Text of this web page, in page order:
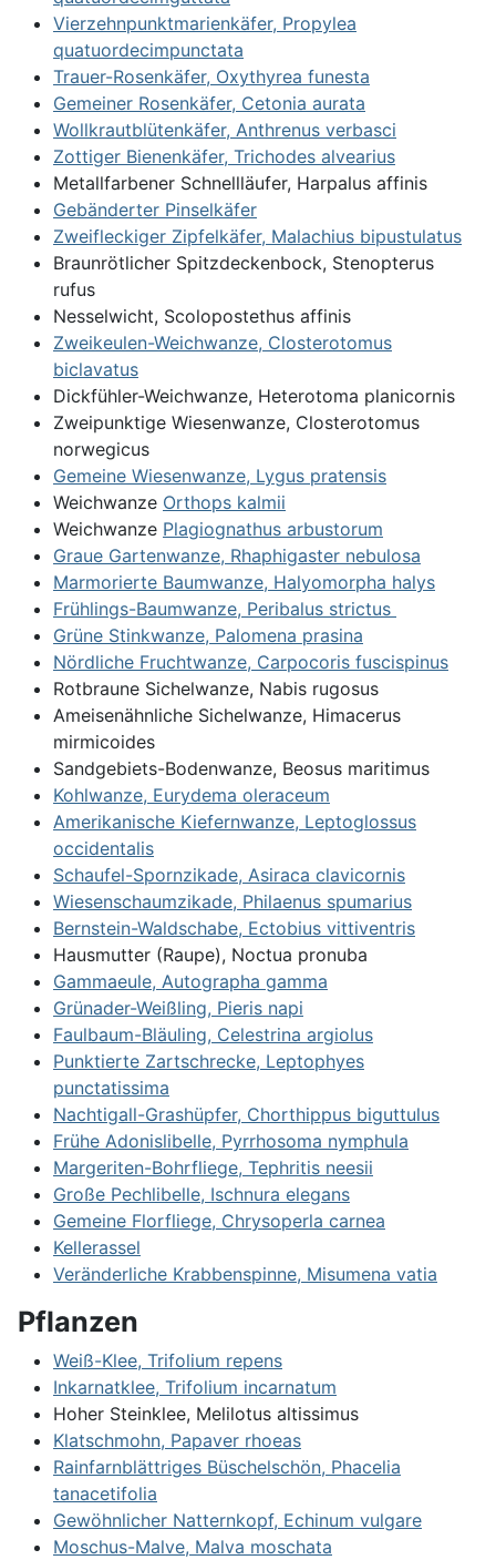
Vierzehnpunktmarienkäfer, Propylea
quatuordecimpunctata
Trauer-Rosenkäfer, Oxythyrea funesta
Gemeiner Rosenkäfer, Cetonia aurata
Wollkrautblütenkäfer, Anthrenus verbasci
Zottiger Bienenkäfer, Trichodes alvearius
Metallfarbener Schnellläufer, Harpalus affinis
Gebänderter Pinselkäfer
Zweifleckiger Zipfelkäfer, Malachius bipustulatus
Braunrötlicher Spitzdeckenbock, Stenopterus
rufus
Nesselwicht, Scolopostethus affinis
Zweikeulen-Weichwanze, Closterotomus
biclavatus
Dickfühler-Weichwanze, Heterotoma planicornis
Zweipunktige Wiesenwanze, Closterotomus
norwegicus
Gemeine Wiesenwanze, Lygus pratensis
Weichwanze Orthops kalmii
Weichwanze Plagiognathus arbustorum
Graue Gartenwanze, Rhaphigaster nebulosa
Marmorierte Baumwanze, Halyomorpha halys
Frühlings-Baumwanze, Peribalus strictus
Grüne Stinkwanze, Palomena prasina
Nördliche Fruchtwanze, Carpocoris fuscispinus
Rotbraune Sichelwanze, Nabis rugosus
Ameisenähnliche Sichelwanze, Himacerus
mirmicoides
Sandgebiets-Bodenwanze, Beosus maritimus
Kohlwanze, Eurydema oleraceum
Amerikanische Kiefernwanze, Leptoglossus
occidentalis
Schaufel-Spornzikade, Asiraca clavicornis
Wiesenschaumzikade, Philaenus spumarius
Bernstein-Waldschabe, Ectobius vittiventris
Hausmutter (Raupe), Noctua pronuba
Gammaeule, Autographa gamma
Grünader-Weißling, Pieris napi
Faulbaum-Bläuling, Celestrina argiolus
Punktierte Zartschrecke, Leptophyes
punctatissima
Nachtigall-Grashüpfer, Chorthippus biguttulus
Frühe Adonislibelle, Pyrrhosoma nymphula
Margeriten-Bohrfliege, Tephritis neesii
Große Pechlibelle, Ischnura elegans
Gemeine Florfliege, Chrysoperla carnea
Kellerassel
Veränderliche Krabbenspinne, Misumena vatia
Pflanzen
Weiß-Klee, Trifolium repens
Inkarnatklee, Trifolium incarnatum
Hoher Steinklee, Melilotus altissimus
Klatschmohn, Papaver rhoeas
Rainfarnblättriges Büschelschön, Phacelia
tanacetifolia
Gewöhnlicher Natternkopf, Echinum vulgare
Moschus-Malve, Malva moschata